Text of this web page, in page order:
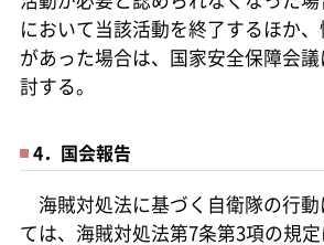
において当該活動を終了するほか
があった場合は、国家安全保障会
討する。
4．国会報告
海賊対処法に基づく自衛隊の行
ては、海賊対処法第7条第3項の規